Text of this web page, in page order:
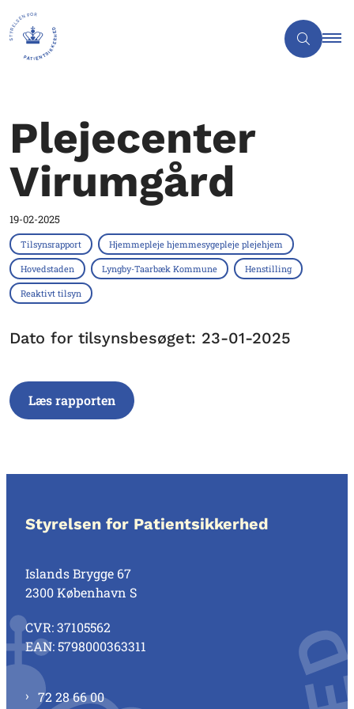
Plejecenter
Virumgård
19-02-2025
Tilsynsrapport Hjemmepleje hjemmesygepleje plejehjem
Hovedstaden Lyngby-Taarbæk Kommune Henstilling
Reaktivt tilsyn
Dato for tilsynsbesøget: 23-01-2025
Læs rapporten
Styrelsen for Patientsikkerhed
Islands Brygge 67
2300 København S
CVR: 37105562
EAN: 5798000363311
72 28 66 00